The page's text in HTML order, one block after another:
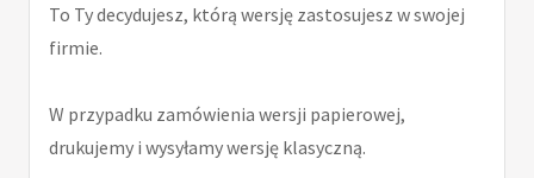
To Ty decydujesz, którą wersję zastosujesz w swojej
firmie.
W przypadku zamówienia wersji papierowej,
drukujemy i wysyłamy wersję klasyczną.